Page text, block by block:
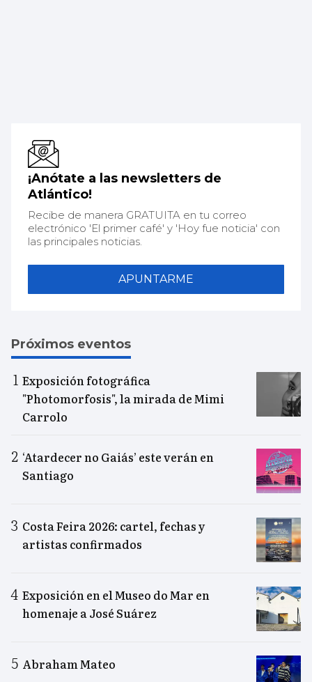
¡Anótate a las newsletters de
Atlántico!
Recibe de manera GRATUITA en tu correo
electrónico 'El primer café' y 'Hoy fue noticia' con
las principales noticias.
APUNTARME
Próximos eventos
Exposición fotográfica
"Photomorfosis", la mirada de Mimi
Carrolo
‘Atardecer no Gaiás’ este verán en
Santiago
Costa Feira 2026: cartel, fechas y
artistas confirmados
Exposición en el Museo do Mar en
homenaje a José Suárez
Abraham Mateo